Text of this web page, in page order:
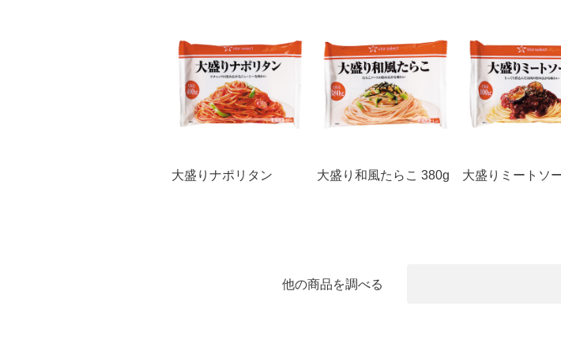
大盛りナポリタン 大盛り和風たらこ 380g 大盛りミートソ
他の商品を調べる